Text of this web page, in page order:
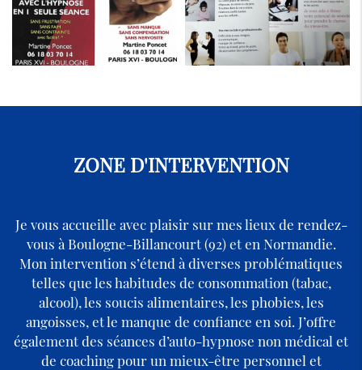
ZONE D'INTERVENTION
Je vous accueille avec plaisir sur mes lieux de rendez-
vous à Boulogne-Billancourt (92) et en Normandie.
Mon intervention s’étend à diverses problématiques
telles que les habitudes de consommation (tabac,
alcool), les soucis alimentaires, les phobies, les
angoisses, et le manque de confiance en soi. J’offre
également des séances d’auto-hypnose non médical et
de coaching pour un mieux-être personnel et